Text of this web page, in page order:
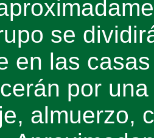
se
en las
por
almuerzo,